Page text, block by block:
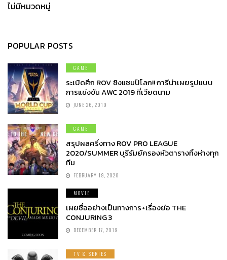
ไม่มีหมวดหมู่
POPULAR POSTS
GAME
ระเบิดศึก ROV ชิงแชมป์โลก!! การีน่าเผยรูปแบบ
การแข่งขัน AWC 2019 ที่เวียดนาม
JUNE 26, 2019
GAME
สรุปผลครึ่งทาง ROV PRO LEAGUE
2020/SUMMER บุรีรัมย์ครองหัวตารางทิ้งห่างทุก
ทีม
FEBRUARY 19, 2020
MOVIE
เผยชื่ออย่างเป็นทางการ+เรื่องย่อ THE
CONJURING 3
DECEMBER 17, 2019
TV & SERIES